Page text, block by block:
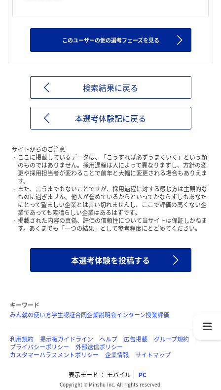
このユーザーの他の選考フェーズを見る
検索結果に戻る
本選考体験記に戻る
サイトからのご注意
ここに掲載しているデータは、「こうすれば必ずうまくいく」という類
のものではありません。採用過程は人によって異なりますし、方針の変
更や採用担当者が変わることで前年と大幅に変更される場合もありえま
す。
また、言うまでもないことですが、採用過程に対する感じ方は主観的な
ものに過ぎません。他人が誉めているからといってかならずしもあなた
にとって望ましい企業とは言い切れませんし、ここで評価の高くない企
業であっても素晴らしい企業はあるはずです。
掲載された内容の真偽、評価の信頼性について当サイトは保証しかねま
す。あくまでも「一つの結果」として参考程度にとどめてください。
本選考体験を投稿する
キーワード
みん就の使い方学生認証合同企業説明会インターン授業評価
利用規約 掲示板ガイドライン ヘルプ 広告掲載
グループ規約
プライバシーポリシー
外部送信ポリシー
カスタマーハラスメントポリシー
企業情報 サイトマップ
表示モード モバイル PC
Copyright © Minshu Inc. All rights reserved.